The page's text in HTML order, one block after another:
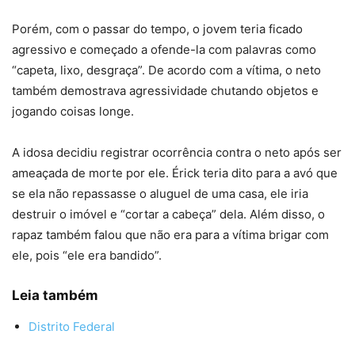
Porém, com o passar do tempo, o jovem teria ficado
agressivo e começado a ofende-la com palavras como
“capeta, lixo, desgraça”. De acordo com a vítima, o neto
também demostrava agressividade chutando objetos e
jogando coisas longe.
A idosa decidiu registrar ocorrência contra o neto após ser
ameaçada de morte por ele. Érick teria dito para a avó que
se ela não repassasse o aluguel de uma casa, ele iria
destruir o imóvel e “cortar a cabeça” dela. Além disso, o
rapaz também falou que não era para a vítima brigar com
ele, pois “ele era bandido”.
Leia também
Distrito Federal